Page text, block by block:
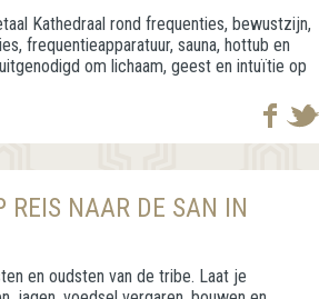
Kathedraal rond frequenties, bewustzijn,
frequentieapparatuur, sauna, hottub en
om lichaam, geest en intuïtie op
REIS NAAR DE SAN IN
en oudsten van de tribe. Laat je